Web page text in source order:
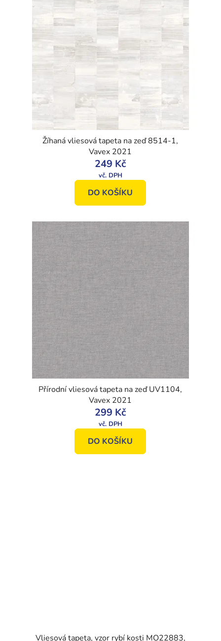
Žíhaná vliesová tapeta na zeď 8514-1,
Vavex 2021
249 Kč
DO KOŠÍKU
Přírodní vliesová tapeta na zeď UV1104,
Vavex 2021
299 Kč
DO KOŠÍKU
Vliesová tapeta, vzor rybí kosti MO22883,